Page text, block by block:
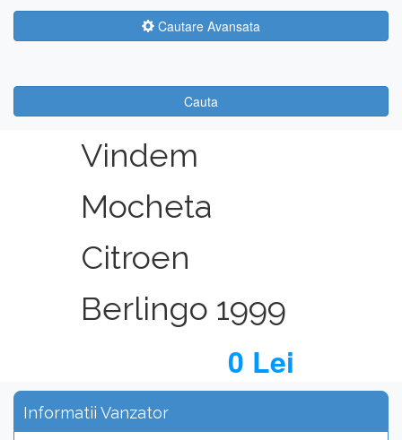
Cautare Avansata
Cauta
Vindem
Mocheta
Citroen
Berlingo 1999
0 Lei
Informatii Vanzator